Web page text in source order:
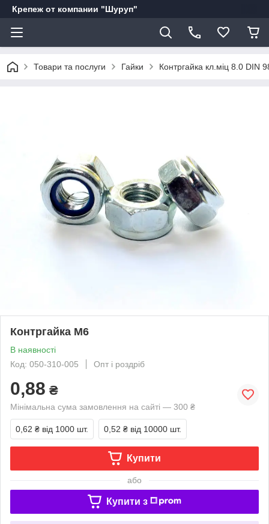
Крепеж от компании "Шуруп"
Товари та послуги Гайки Контргайка кл.міц 8.0 DIN
Контргайка М6
В наявності
Код: 050-310-005
Опт і роздріб
0,88 ₴
Мінімальна сума замовлення на сайті — 300 ₴
0,62 ₴ від 1000 шт. 0,52 ₴ від 10000 шт.
Купити
або
Купити з